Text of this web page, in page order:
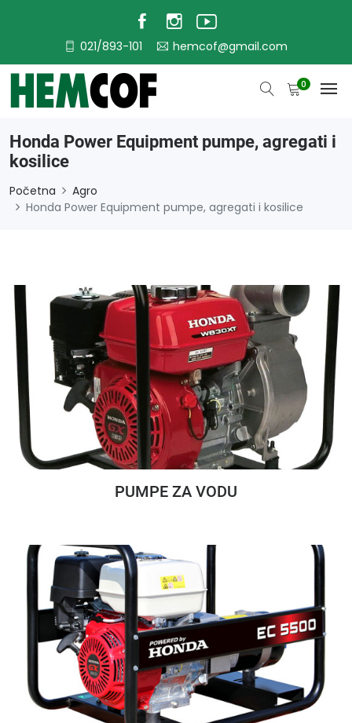
021/893-101 hemcof@gmail.com
0
Honda Power Equipment pumpe, agregati i
kosilice
Početna
Agro
Honda Power Equipment pumpe, agregati i kosilice
PUMPE ZA VODU